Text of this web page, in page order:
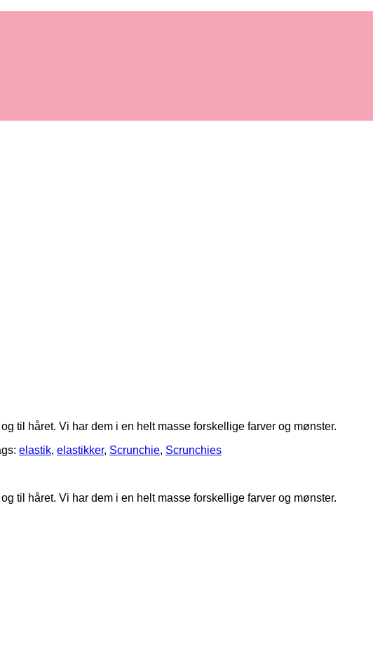
til håret. Vi har dem i en helt masse forskellige farver og mønster.
elastik, elastikker, Scrunchie, Scrunchies
til håret. Vi har dem i en helt masse forskellige farver og mønster.